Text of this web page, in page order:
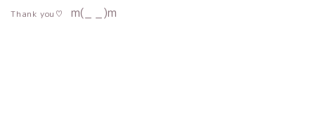
Thank you♡ m(_ _)m